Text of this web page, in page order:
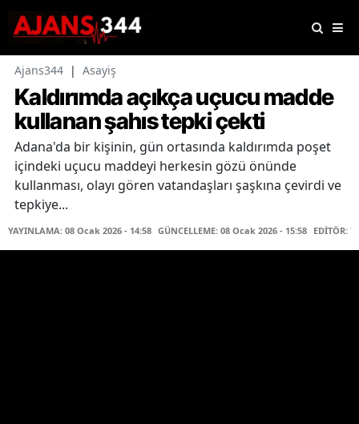
Ajans344 | Asayiş
Kaldırımda açıkça uçucu madde
kullanan şahıs tepki çekti
Adana'da bir kişinin, gün ortasında kaldırımda poşet
içindeki uçucu maddeyi herkesin gözü önünde
kullanması, olayı gören vatandaşları şaşkına çevirdi ve
tepkiye...
YAYINLAMA: 08 Ocak 2026 - 14:58 GÜNCELLEME: 08 Ocak 2026 - 15:58 EDİTÖR: